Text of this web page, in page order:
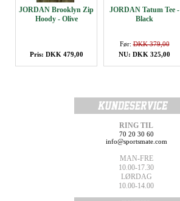
JORDAN Brooklyn Zip
Hoody - Olive
Pris: DKK 479,00
JORDAN Tatum Tee -
Black
Før:DKK 379,00
NU: DKK 325,00
RING TIL
70 20 30 60
info@sportsmate.com
MAN-FRE
10.00-17.30
LØRDAG
10.00-14.00